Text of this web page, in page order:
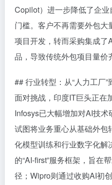
Copilot）进一步降低了企
门槛。客户不再需要外包大
项目开发，转而采购集成
品，导致传统外包项目量价
## 行业转型：从“人力工厂”
面对挑战，印度IT巨头正在
Infosys已大幅增加对AI技术
试图将业务重心从基础外包
化模型训练和行业数字化解
的“AI-first”服务框架，旨在
径；Wipro则通过收购AI初